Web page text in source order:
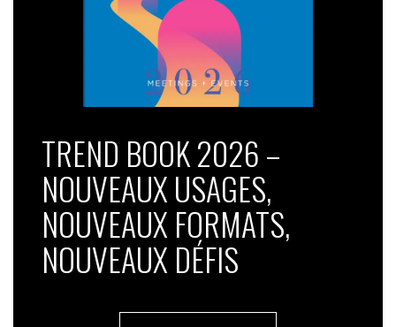
TREND BOOK 2026 –
NOUVEAUX USAGES,
NOUVEAUX FORMATS,
NOUVEAUX DÉFIS